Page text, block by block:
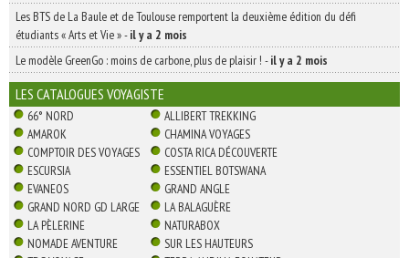
Les BTS de La Baule et de Toulouse remportent la deuxième édition du défi
étudiants « Arts et Vie »-il y a 2 mois
Le modèle GreenGo : moins de carbone, plus de plaisir ! -il y a 2 mois
LES CATALOGUES VOYAGISTE
66° NORD
ALLIBERT TREKKING
AMAROK
CHAMINA VOYAGES
COMPTOIR DES VOYAGES
COSTA RICA DÉCOUVERTE
ESCURSIA
ESSENTIEL BOTSWANA
EVANEOS
GRAND ANGLE
GRAND NORD GD LARGE
LA BALAGUÈRE
LA PÈLERINE
NATURABOX
NOMADE AVENTURE
SUR LES HAUTEURS